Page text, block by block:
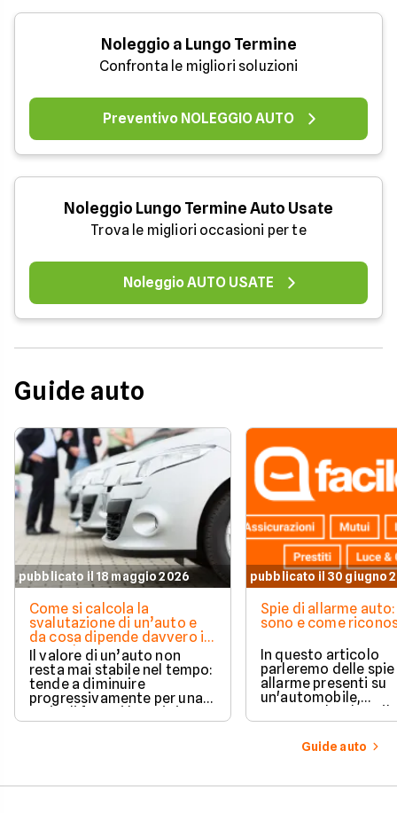
Noleggio a Lungo Termine
Confronta le migliori soluzioni
Preventivo NOLEGGIO AUTO
Noleggio Lungo Termine Auto Usate
Trova le migliori occasioni per te
Noleggio AUTO USATE
Guide auto
pubblicato il 18 maggio 2026
Come si calcola la
svalutazione di un’auto e
da cosa dipende davvero il
suo valore
Il valore di un’auto non
resta mai stabile nel tempo:
tende a diminuire
progressivamente per una
serie di fattori legati sia
all’utilizzo quotidiano sia
pubblicato il 30 giugno
Spie di allarme
sono e come
In questo articolo
parleremo delle
allarme presenti su
un'automobile,
comprendendone il
significato una per
questo modo sarà
sapere quale
in ogni situazione.
Guide auto